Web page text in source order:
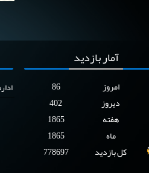
مارکر زمان
مولتی بند لیگاتور
آماربازدید
امروز
86
دیروز
402
هفته
1865
ماه
1865
کل بازدید
778697